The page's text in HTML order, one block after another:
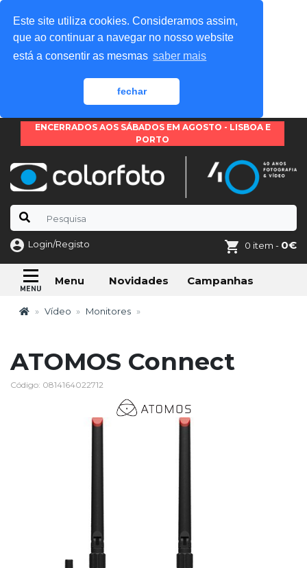
Este site utiliza cookies. Consideramos assim,
que ao continuar a navegar no nosso website
está a consentir as mesmas saber mais
fechar
ENCERRADOS AOS SÁBADOS EM AGOSTO - LISBOA E
PORTO
Login/Registo 0 item - 0€
Menu Novidades Campanhas
Vídeo Monitores
ATOMOS Connect
Código: 0814164022712